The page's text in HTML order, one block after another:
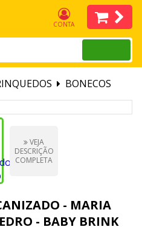
CONTA
BONECOS
VEJA
DESCRIÇÃO
COMPLETA
- MARIA
- BABY BRINK